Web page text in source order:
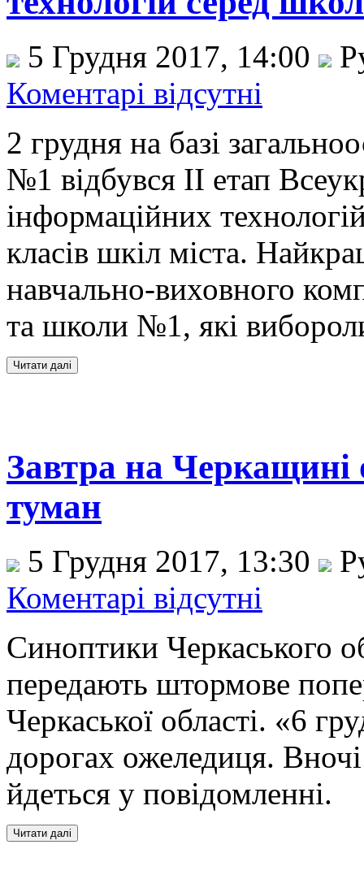
5 Грудня 2017, 14:00
Коментарі відсутні
2 грудня на базі
№1 відбувся ІІ етап
інформаційних
класів шкіл міста.
навчально-виховного
та школи №1, які
Завтра на Черкащині
туман
5 Грудня 2017, 13:30
Коментарі відсутні
Синоптики Черкаського
передають штормове
Черкаської області. «6
дорогах ожеледиця.
йдеться у повідомленні.